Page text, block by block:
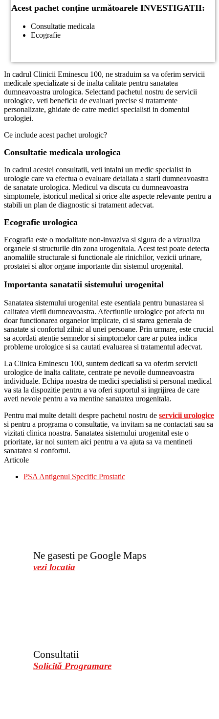
Acest pachet conține următoarele INVESTIGATII:
Consultatie medicala
Ecografie
In cadrul Clinicii Eminescu 100, ne straduim sa va oferim servicii
medicale specializate si de inalta calitate pentru sanatatea
dumneavoastra urologica. Selectand pachetul nostru de servicii
urologice, veti beneficia de evaluari precise si tratamente
personalizate, ghidate de catre medici specialisti in domeniul
urologiei.
Ce include acest pachet urologic?
Consultatie medicala urologica
In cadrul acestei consultatii, veti intalni un medic specialist in
urologie care va efectua o evaluare detaliata a starii dumneavoastra
de sanatate urologica. Medicul va discuta cu dumneavoastra
simptomele, istoricul medical si orice alte aspecte relevante pentru a
stabili un plan de diagnostic si tratament adecvat.
Ecografie urologica
Ecografia este o modalitate non-invaziva si sigura de a vizualiza
organele si structurile din zona urogenitala. Acest test poate detecta
anomaliile structurale si functionale ale rinichilor, vezicii urinare,
prostatei si altor organe importante din sistemul urogenital.
Importanta sanatatii sistemului urogenital
Sanatatea sistemului urogenital este esentiala pentru bunastarea si
calitatea vietii dumneavoastra. Afectiunile urologice pot afecta nu
doar functionarea organelor implicate, ci si starea generala de
sanatate si confortul zilnic al unei persoane. Prin urmare, este crucial
sa acordati atentie semnelor si simptomelor care ar putea indica
probleme urologice si sa cautati evaluarea si tratamentul adecvat.
La Clinica Eminescu 100, suntem dedicati sa va oferim servicii
urologice de inalta calitate, centrate pe nevoile dumneavoastra
individuale. Echipa noastra de medici specialisti si personal medical
va sta la dispozitie pentru a va oferi suportul si ingrijirea de care
aveti nevoie pentru a va mentine sanatatea urogenitala.
Pentru mai multe detalii despre pachetul nostru de servicii urologice
si pentru a programa o consultatie, va invitam sa ne contactati sau sa
vizitati clinica noastra. Sanatatea sistemului urogenital este o
prioritate, iar noi suntem aici pentru a va ajuta sa va mentineti
sanatatea si confortul.
Articole
PSA Antigenul Specific Prostatic
Ne gasesti pe Google Maps
vezi locatia
Consultatii
Solicită Programare